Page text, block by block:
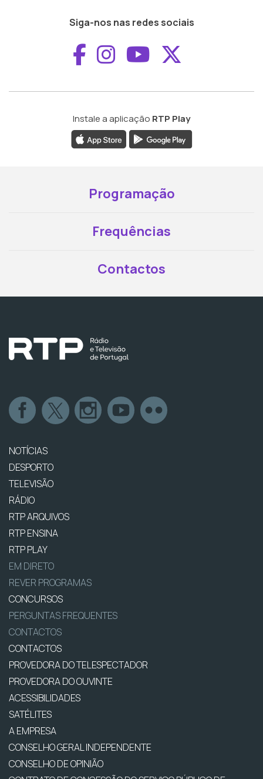
Siga-nos nas redes sociais
Aceder ao
Aceder ao
Aceder ao
Instale a aplicação RTP Play
Programação
Frequências
Contactos
NOTÍCIAS
DESPORTO
TELEVISÃO
RÁDIO
RTP ARQUIVOS
RTP ENSINA
RTP PLAY
EM DIRETO
REVER PROGRAMAS
CONCURSOS
PERGUNTAS FREQUENTES
CONTACTOS
CONTACTOS
PROVEDORA DO TELESPECTADOR
PROVEDORA DO OUVINTE
ACESSIBILIDADES
SATÉLITES
A EMPRESA
CONSELHO GERAL INDEPENDENTE
CONSELHO DE OPINIÃO